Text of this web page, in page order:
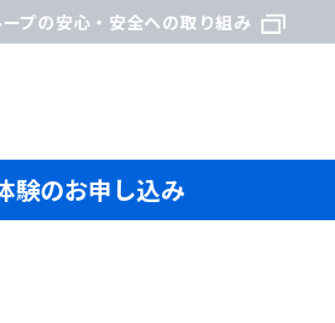
プの安心・安全への取り組み
験のお申し込み